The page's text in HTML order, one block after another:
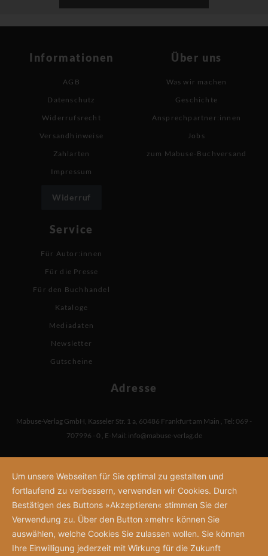
Informationen
AGB
Datenschutz
Widerrufsrecht
Versandhinweise
Zahlarten
Impressum
Widerruf
Über uns
Was wir machen
Geschichte
Ansprechpartner:innen
Jobs
zum Mabuse-Buchversand
Service
Für Autor:innen
Für die Presse
Für den Buchhandel
Kataloge
Mediadaten
Newsletter
Gutscheine
Adresse
Mabuse-Verlag GmbH, Kasseler Str. 1 a, 60486 Frankfurt am Main , Tel: 069 -
707996 - 0 , E-Mail: info@mabuse-verlag.de
Um unsere Webseiten für Sie optimal zu gestalten und
fortlaufend zu verbessern, verwenden wir Cookies. Durch
Bestätigen des Buttons »Akzeptieren« stimmen Sie der
Verwendung zu. Über den Button »mehr« können Sie
auswählen, welche Cookies Sie zulassen wollen. Sie können
Ihre Einwilligung jederzeit mit Wirkung für die Zukunft